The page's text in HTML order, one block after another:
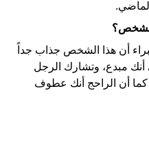
الشخص؟
أن هذا الشخص جذاب جداً
أنك مبدع، وتشارك الرجل
كما أن الراحج أنك عطوف